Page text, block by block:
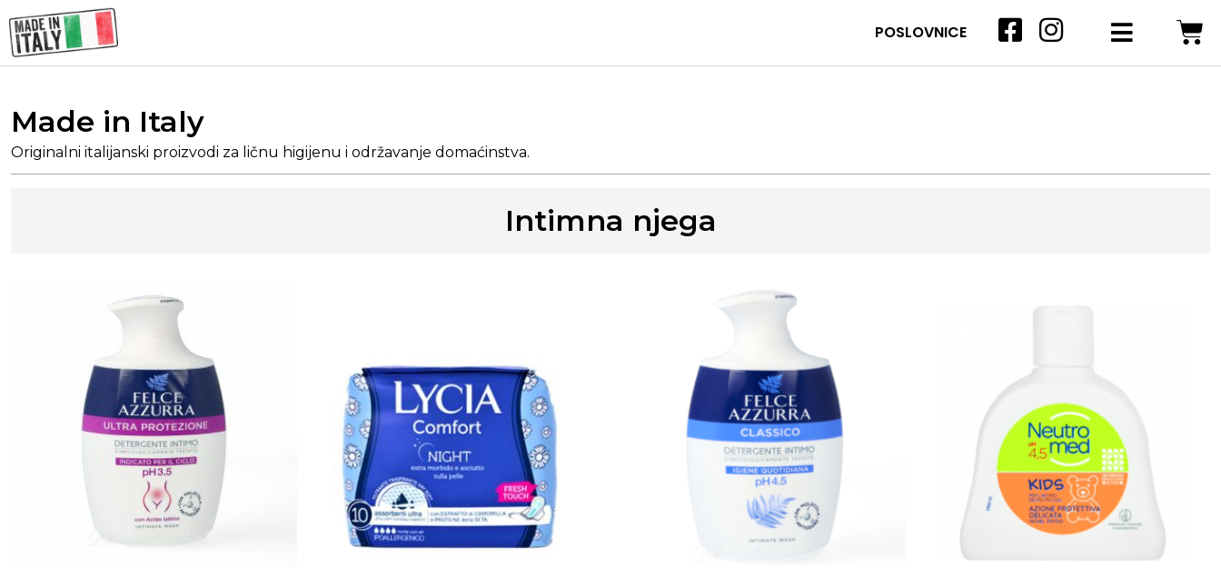
POSLOVNICE
Made in Italy
Originalni italijanski proizvodi za ličnu higijenu i održavanje domaćinstva.
Intimna njega